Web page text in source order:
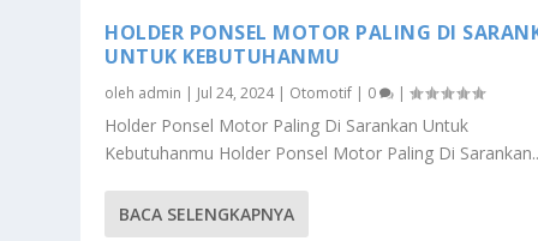
HOLDER PONSEL MOTOR PALING DI
UNTUK KEBUTUHANMU
oleh admin | Jul 24, 2024| Otomotif | 0 |
Holder Ponsel Motor Paling Di Sarankan Untuk
Kebutuhanmu Holder Ponsel Motor Paling Di
BACA SELENGKAPNYA